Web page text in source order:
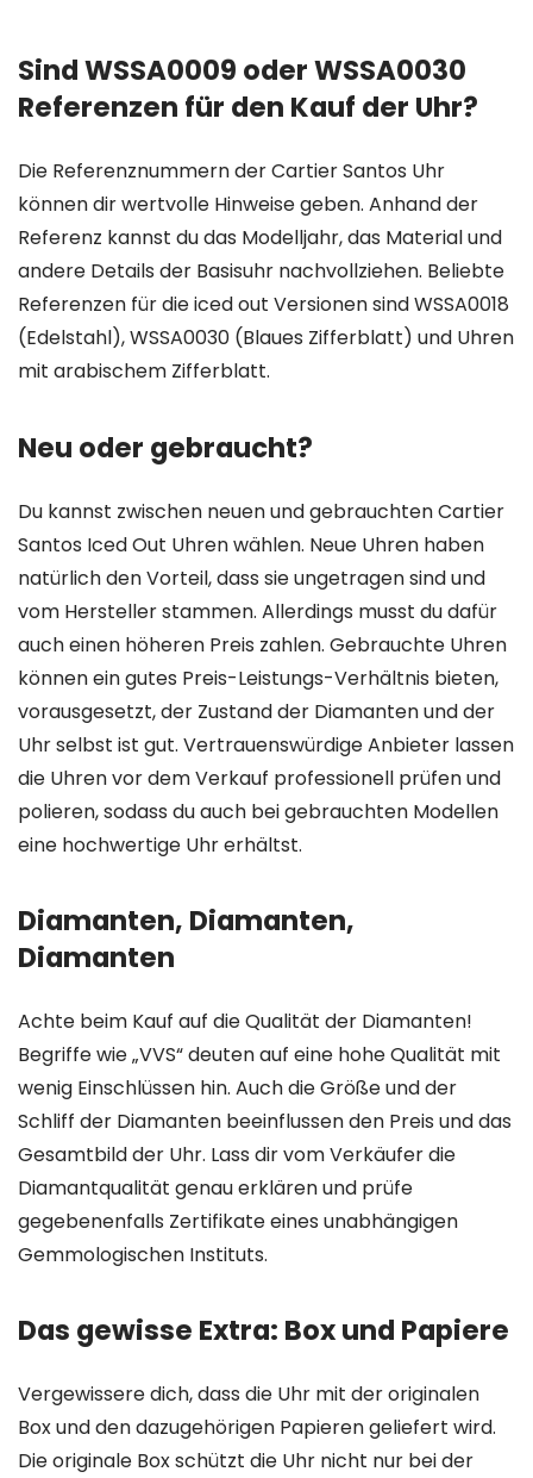
Sind WSSA0009 oder WSSA0030
Referenzen für den Kauf der Uhr?
Die Referenznummern der Cartier Santos Uhr
können dir wertvolle Hinweise geben. Anhand der
Referenz kannst du das Modelljahr, das Material und
andere Details der Basisuhr nachvollziehen. Beliebte
Referenzen für die iced out Versionen sind WSSA0018
(Edelstahl), WSSA0030 (Blaues Zifferblatt) und Uhren
mit arabischem Zifferblatt.
Neu oder gebraucht?
Du kannst zwischen neuen und gebrauchten Cartier
Santos Iced Out Uhren wählen. Neue Uhren haben
natürlich den Vorteil, dass sie ungetragen sind und
vom Hersteller stammen. Allerdings musst du dafür
auch einen höheren Preis zahlen. Gebrauchte Uhren
können ein gutes Preis-Leistungs-Verhältnis bieten,
vorausgesetzt, der Zustand der Diamanten und der
Uhr selbst ist gut. Vertrauenswürdige Anbieter lassen
die Uhren vor dem Verkauf professionell prüfen und
polieren, sodass du auch bei gebrauchten Modellen
eine hochwertige Uhr erhältst.
Diamanten, Diamanten,
Diamanten
Achte beim Kauf auf die Qualität der Diamanten!
Begriffe wie „VVS“ deuten auf eine hohe Qualität mit
wenig Einschlüssen hin. Auch die Größe und der
Schliff der Diamanten beeinflussen den Preis und das
Gesamtbild der Uhr. Lass dir vom Verkäufer die
Diamantqualität genau erklären und prüfe
gegebenenfalls Zertifikate eines unabhängigen
Gemmologischen Instituts.
Das gewisse Extra: Box und Papiere
Vergewissere dich, dass die Uhr mit der originalen
Box und den dazugehörigen Papieren geliefert wird.
Die originale Box schützt die Uhr nicht nur bei der